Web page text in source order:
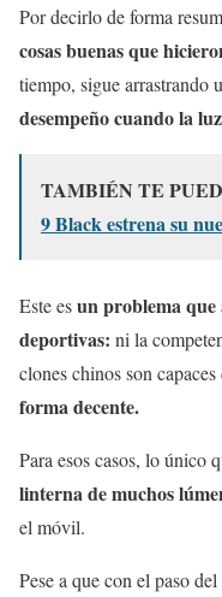
Por decirlo de forma
cosas buenas que
tiempo, sigue arrastrando
desempeño cuando la
TAMBIÉN TE
9 Black estrena su
Este esun problema que
deportivas: ni la
clones chinos son capaces
forma decente.
Para esos casos, lo único
linterna de muchos
el móvil.
Pese a que con el paso